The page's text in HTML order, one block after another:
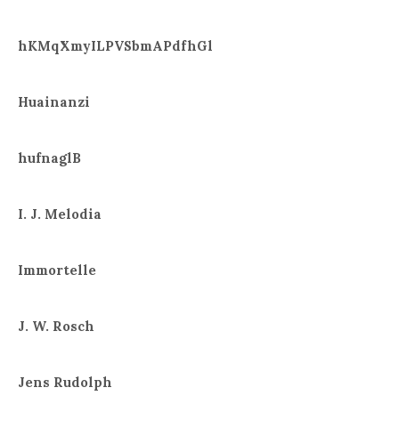
hKMqXmyILPVSbmAPdfhGl
Huainanzi
hufnaglB
I. J. Melodia
Immortelle
J. W. Rosch
Jens Rudolph